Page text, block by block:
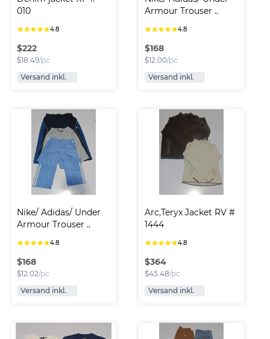
010
★★★★★4.8
$222
$18.49/pc
Versand inkl.
Armour Trouser ..
★★★★★4.8
$168
$12.00/pc
Versand inkl.
Nike/ Adidas/ Under
Armour Trouser ..
★★★★★4.8
$168
$12.02/pc
Versand inkl.
Arc,Teryx Jacket RV #
1444
★★★★★4.8
$364
$45.48/pc
Versand inkl.